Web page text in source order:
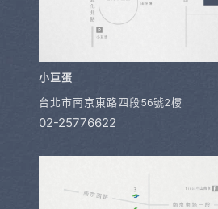
小巨蛋
台北市南京東路四段56號2樓
02-25776622